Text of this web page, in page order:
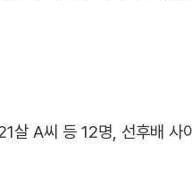
살 A씨 등 12명, 선후배